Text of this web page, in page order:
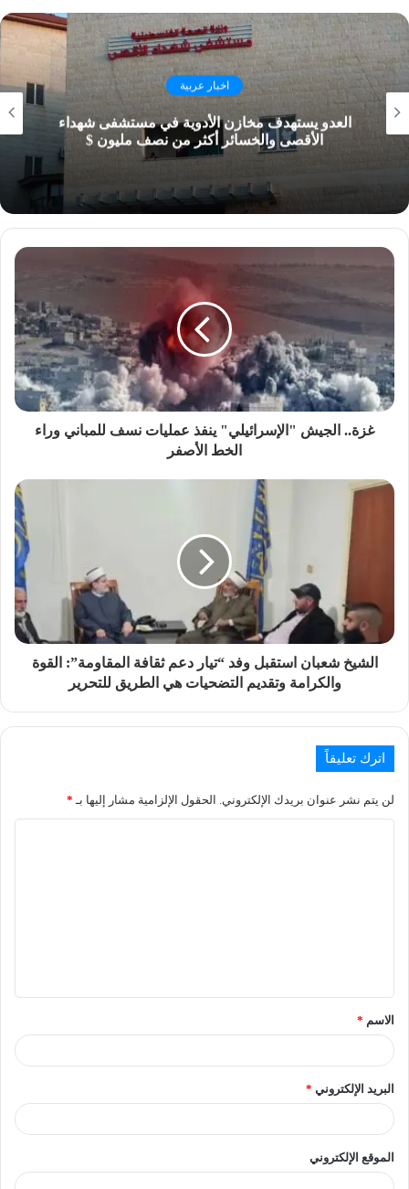
اخبار عربية
العدو يستهدف مخازن الأدوية في مستشفى شهداء
الأقصى والخسائر أكثر من نصف مليون $
غزة.. الجيش "الإسرائيلي" ينفذ عمليات نسف للمباني وراء
الخط الأصفر
الشيخ شعبان استقبل وفد “تيار دعم ثقافة المقاومة”: القوة
والكرامة وتقديم التضحيات هي الطريق للتحرير
اترك تعليقاً
لن يتم نشر عنوان بريدك الإلكتروني. الحقول الإلزامية مشار إليها بـ *
الاسم *
البريد الإلكتروني *
الموقع الإلكتروني